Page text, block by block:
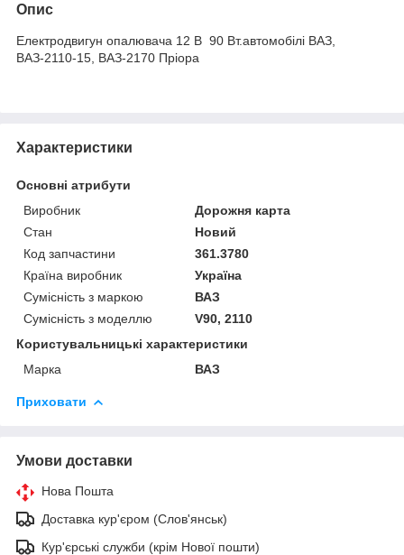
Опис
Електродвигун опалювача 12 В 90 Вт.автомобілі ВАЗ,
ВАЗ-2110-15, ВАЗ-2170 Пріора
Характеристики
Основні атрибути
Виробник
Дорожня карта
Стан
Новий
Код запчастини
361.3780
Країна виробник
Україна
Сумісність з маркою
ВАЗ
Сумісність з моделлю
V90, 2110
Користувальницькі характеристики
Марка
ВАЗ
Приховати
Умови доставки
Нова Пошта
Доставка кур'єром (Слов'янськ)
Кур'єрські служби (крім Нової пошти)